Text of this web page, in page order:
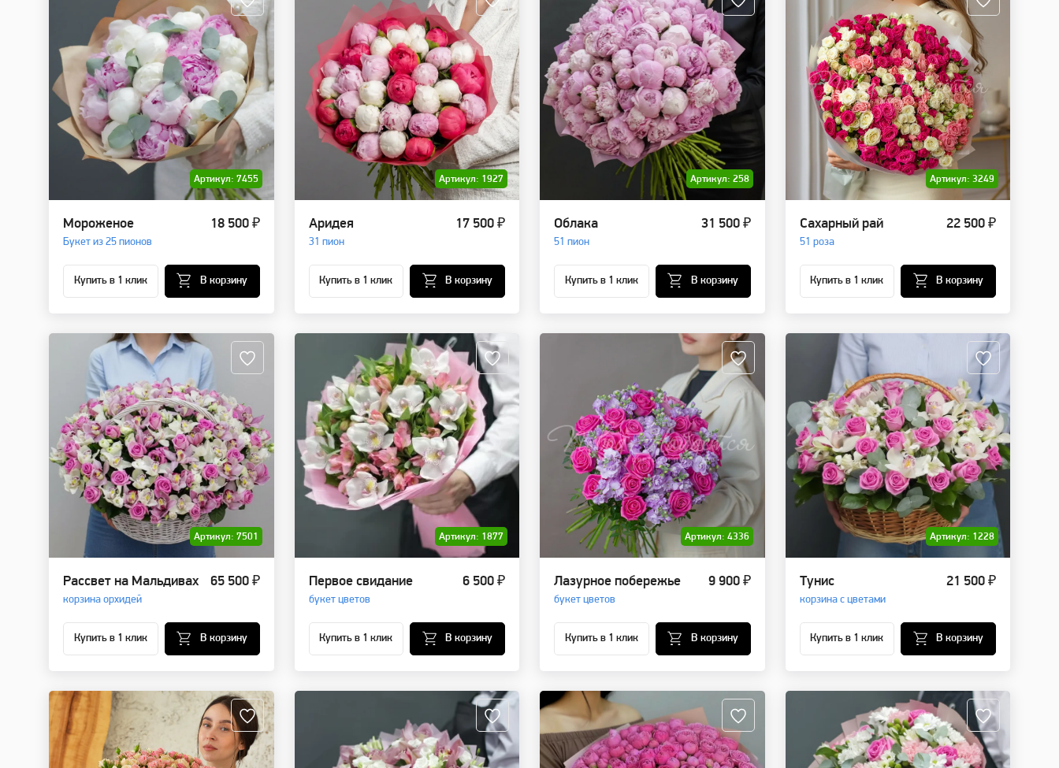
Артикул: 7455
Мороженое
Букет из 25 пионов
18 500 ₽
Купить в 1 клик В корзину
Артикул: 1927
Аридея
31 пион
17 500 ₽
Купить в 1 клик В корзину
Артикул: 258
Облака
51 пион
31 500 ₽
Купить в 1 клик В корзину
Артикул: 3249
Сахарный рай
51 роза
22 500 ₽
Купить в 1 клик В корзину
Артикул: 7501
Рассвет на Мальдивах
корзина орхидей
65 500 ₽
Купить в 1 клик В корзину
Артикул: 1877
Первое свидание
букет цветов
6 500 ₽
Купить в 1 клик В корзину
Артикул: 4336
Лазурное побережье
букет цветов
9 900 ₽
Купить в 1 клик В корзину
Артикул: 1228
Тунис
корзина с цветами
21 500 ₽
Купить в 1 клик В корзину